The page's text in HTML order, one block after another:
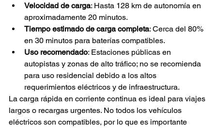
Velocidad de carga: Hasta 128 km de autonomía en
aproximadamente 20 minutos.
Tiempo estimado de carga completa: Cerca del 80%
en 30 minutos para baterías compatibles.
Uso recomendado: Estaciones públicas en
autopistas y zonas de alto tráfico; no se recomienda
para uso residencial debido a los altos
requerimientos eléctricos y de infraestructura.
La carga rápida en corriente continua es ideal para viajes
largos o recargas urgentes. No todos los vehículos
eléctricos son compatibles, por lo que es importante